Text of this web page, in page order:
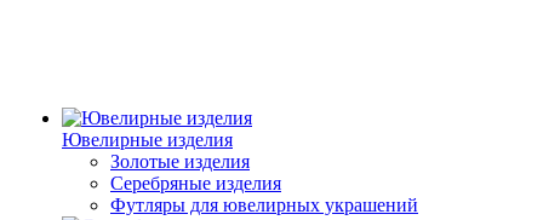
Ювелирные изделия
Золотые изделия
Серебряные изделия
Футляры для ювелирных украшений